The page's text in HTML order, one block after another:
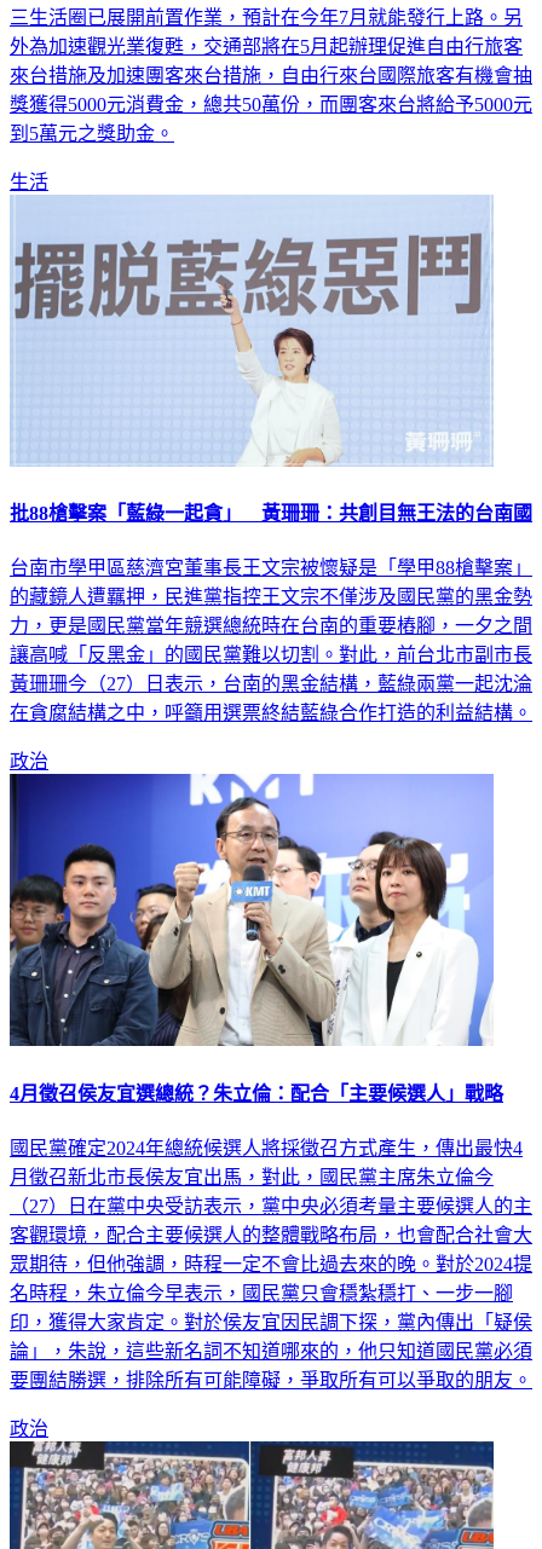
三生活圈已展開前置作業，預計在今年7月就能發行上路。另
外為加速觀光業復甦，交通部將在5月起辦理促進自由行旅客
來台措施及加速團客來台措施，自由行來台國際旅客有機會抽
獎獲得5000元消費金，總共50萬份，而團客來台將給予5000元
到5萬元之獎助金。
生活
批88槍擊案「藍綠一起貪」 黃珊珊：共創目無王法的台南國
台南市學甲區慈濟宮董事長王文宗被懷疑是「學甲88槍擊案」
的藏鏡人遭羈押，民進黨指控王文宗不僅涉及國民黨的黑金勢
力，更是國民黨當年競選總統時在台南的重要樁腳，一夕之間
讓高喊「反黑金」的國民黨難以切割。對此，前台北市副市長
黃珊珊今（27）日表示，台南的黑金結構，藍綠兩黨一起沈淪
在貪腐結構之中，呼籲用選票終結藍綠合作打造的利益結構。
政治
4月徵召侯友宜選總統？朱立倫：配合「主要候選人」戰略
國民黨確定2024年總統候選人將採徵召方式產生，傳出最快4
月徵召新北市長侯友宜出馬，對此，國民黨主席朱立倫今
（27）日在黨中央受訪表示，黨中央必須考量主要候選人的主
客觀環境，配合主要候選人的整體戰略布局，也會配合社會大
眾期待，但他強調，時程一定不會比過去來的晚。對於2024提
名時程，朱立倫今早表示，國民黨只會穩紮穩打、一步一腳
印，獲得大家肯定。對於侯友宜因民調下探，黨內傳出「疑侯
論」，朱說，這些新名詞不知道哪來的，他只知道國民黨必須
要團結勝選，排除所有可能障礙，爭取所有可以爭取的朋友。
政治